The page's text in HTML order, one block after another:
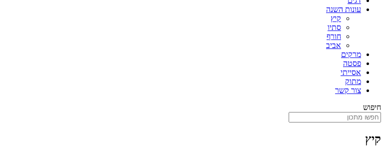
עונות השנה
קיץ
סתיו
חורף
אביב
מרקים
פסטה
אסייתי
מתוק
צור קשר
חיפוש
קיץ